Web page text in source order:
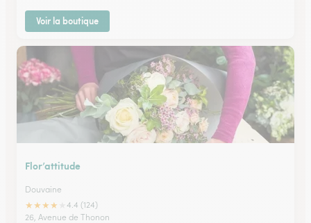
Voir la boutique
Flor’attitude
Douvaine
★★★★
4.4 (124)
26, Avenue de Thonon